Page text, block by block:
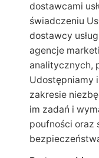
dostawcami
świadczeniu
dostawcy
agencje
analitycznych,
Udostępniamy
zakresie
im zadań i
poufności oraz